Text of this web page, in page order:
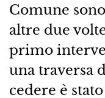
Comune
altre due
primo
una traversa
cedere è